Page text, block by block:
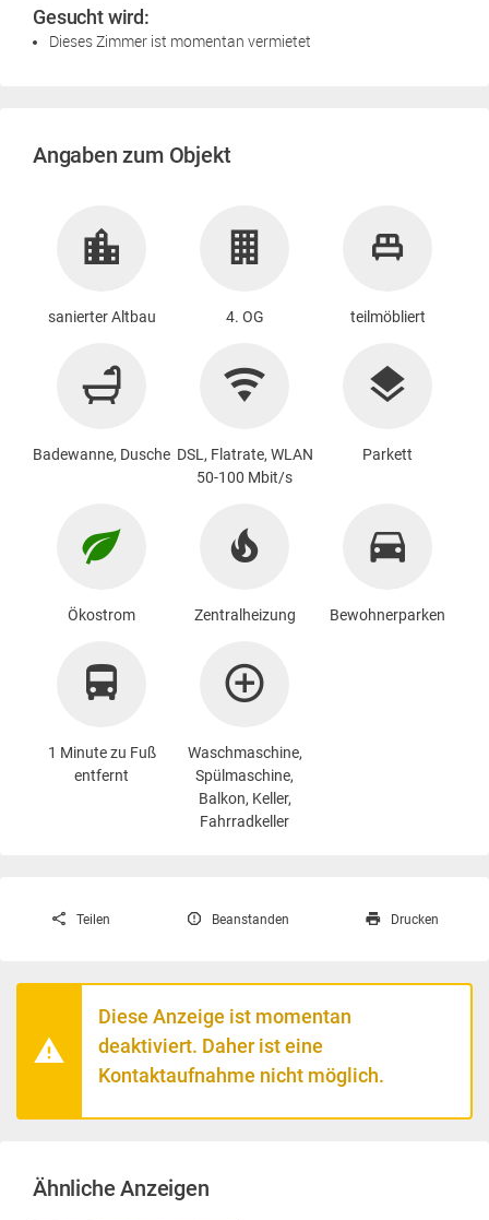
Gesucht wird:
Dieses Zimmer ist momentan vermietet
Angaben zum Objekt
sanierter Altbau 4. OG teilmöbliert
Badewanne, Dusche DSL, Flatrate, WLAN
50-100 Mbit/s
Parkett
Ökostrom Zentralheizung Bewohnerparken
1 Minute zu Fuß
entfernt
Waschmaschine,
Spülmaschine,
Balkon, Keller,
Fahrradkeller
Teilen Beanstanden Drucken
Diese Anzeige ist momentan
deaktiviert. Daher ist eine
Kontaktaufnahme nicht möglich.
Ähnliche Anzeigen